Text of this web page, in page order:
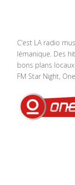
C’est LA radio
lémanique. Des
bons plans
FM Star Night,